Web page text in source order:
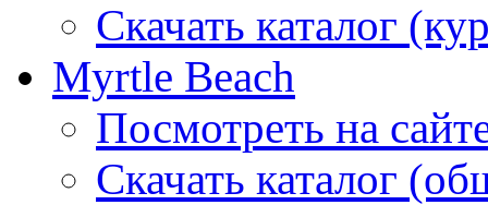
Скачать каталог
Myrtle Beach
Посмотреть на
Скачать каталог